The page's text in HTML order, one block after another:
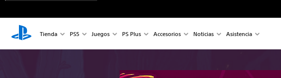
Tienda PS5 Juegos PS Plus Accesorios Noticias Asistencia